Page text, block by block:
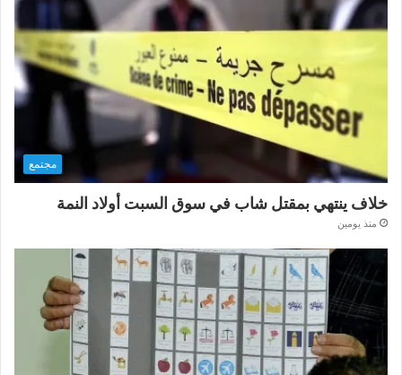
مجتمع
خلاف ينتهي بمقتل شاب في سوق السبت أولاد النمة
منذ يومين